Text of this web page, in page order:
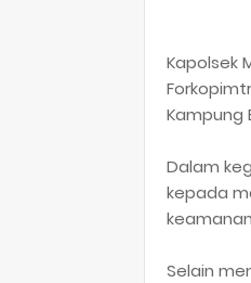
Kapolsek
Kampung
Dalam
kepada
Selain